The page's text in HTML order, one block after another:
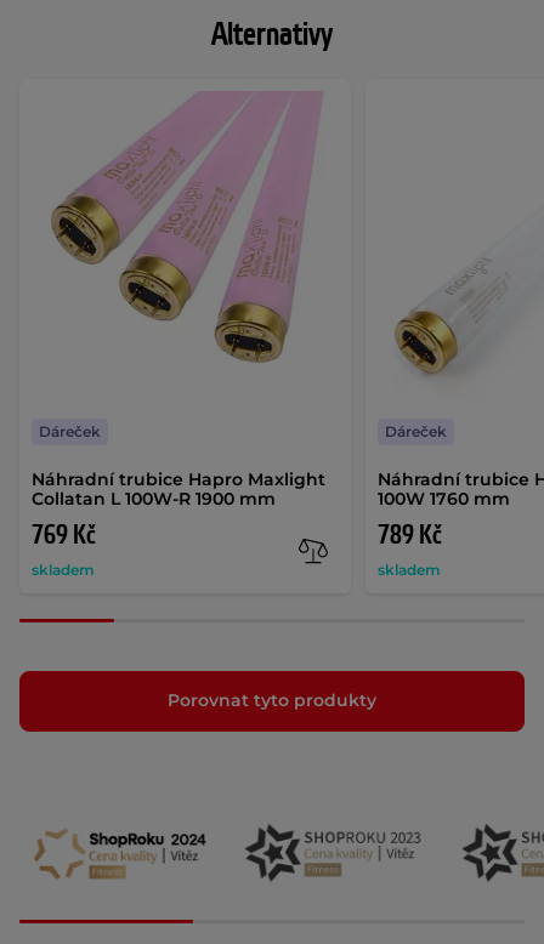
Alternativy
Náhradní trubice Hapro Maxlight
Collatan L 100W-R 1900 mm
769 Kč
skladem
Dáreček
Náhradní trubice
100W 1760 mm
789 Kč
skladem
Dáreček
Porovnat tyto produkty